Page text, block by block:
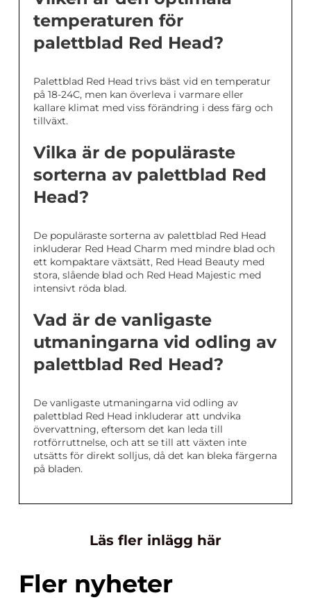
temperaturen för
palettblad Red Head?
Palettblad Red Head trivs bäst vid en temperatur
på 18-24C, men kan överleva i varmare eller
kallare klimat med viss förändring i dess färg och
tillväxt.
Vilka är de populäraste
sorterna av palettblad Red
Head?
De populäraste sorterna av palettblad Red Head
inkluderar Red Head Charm med mindre blad och
ett kompaktare växtsätt, Red Head Beauty med
stora, slående blad och Red Head Majestic med
intensivt röda blad.
Vad är de vanligaste
utmaningarna vid odling av
palettblad Red Head?
De vanligaste utmaningarna vid odling av
palettblad Red Head inkluderar att undvika
övervattning, eftersom det kan leda till
rotförruttnelse, och att se till att växten inte
utsätts för direkt solljus, då det kan bleka färgerna
på bladen.
Läs fler inlägg här
Fler nyheter